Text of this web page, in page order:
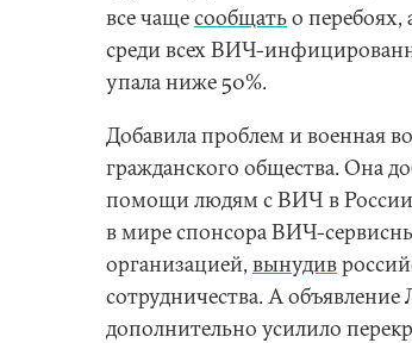
все чащесообщатьо
среди всех ВИЧ-
упала ниже 50%.
Добавила проблем и военная
гражданского общества. Она
помощи людям с ВИЧ в
в мире спонсора ВИЧ-
организацией, вынудив
сотрудничества. А
дополнительно усилило